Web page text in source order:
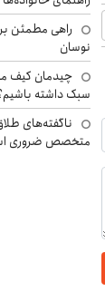
راهی مطمئن
نوسان
چیدمان کیف
سبک داشته
ناگفته‌های
متخصص ضروری